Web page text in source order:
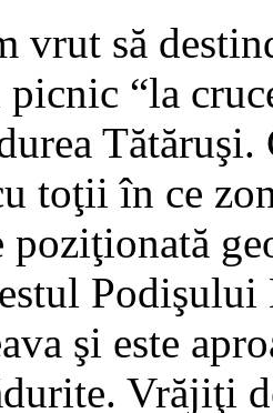
vrut să
“la
toţii în ce
poziţionată
Podişului
şi este
Vrăjiţi